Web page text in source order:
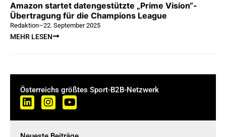
Amazon startet datengestützte „Prime Vision“-
Übertragung für die Champions League
Redaktion–22. September 2025
MEHR LESEN
Österreichs größtes Sport-B2B-Netzwerk